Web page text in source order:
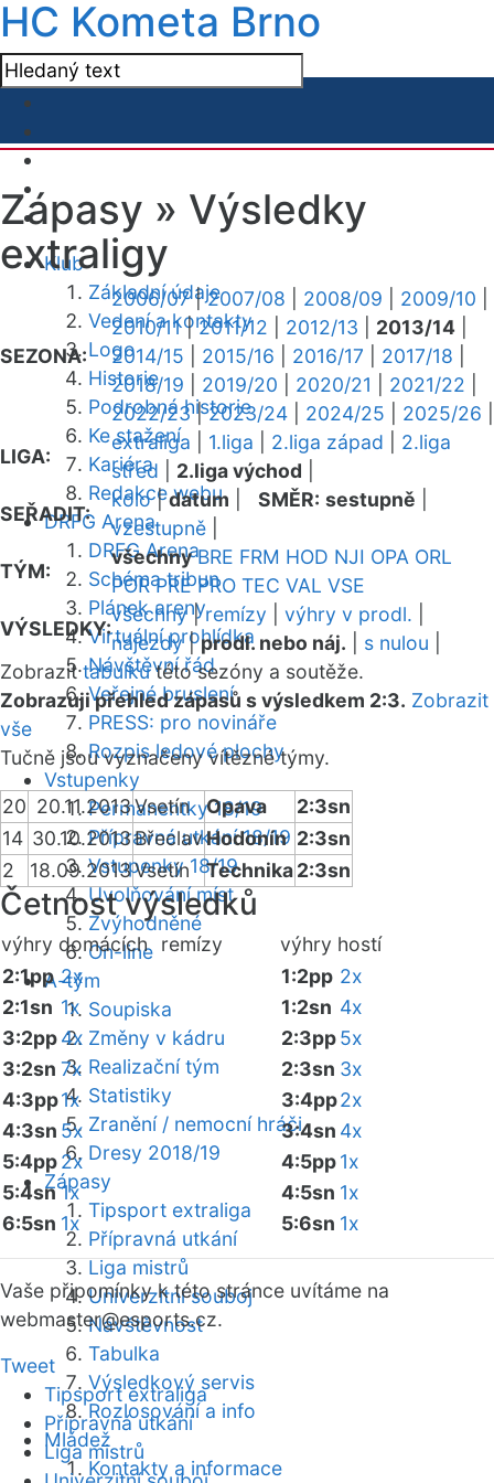
HC Kometa Brno
Klub
Základní údaje
Vedení a kontakty
Logo
Historie
Podrobná historie
Ke stažení
Kariéra
Redakce webu
DRFG Arena
DRFG Arena
Schéma tribun
Plánek areny
Virtuální prohlídka
Návštěvní řád
Veřejné bruslení
PRESS: pro novináře
Rozpis ledové plochy
Vstupenky
Permanentky 18/19
Přípravná utkání 18/19
Vstupenky 18/19
Uvolňování míst
Zvýhodněné
On-line
A-tým
Soupiska
Změny v kádru
Realizační tým
Statistiky
Zranění / nemocní hráči
Dresy 2018/19
Zápasy
Tipsport extraliga
Přípravná utkání
Liga mistrů
Univerzitní souboj
Návštěvnost
Tabulka
Výsledkový servis
Rozlosování a info
Mládež
Kontakty a informace
Zápasy » Výsledky
extraligy
SEZONA:
2006/07|2007/08 2008/09 2009/10
2010/11|2011/12 2012/13 2013/14
2014/15
2015/16 2016/17 2017/18
2018/19
2019/20 2020/21 2021/22
2022/23|2023/24 2024/25 2025/26
LIGA:
extraliga 1.liga 2.liga západ
2.liga
střed
2.liga východ
SEŘADIT:
kolo|datum SMĚR: sestupně
vzestupně
TÝM:
všechny BRE FRM HOD NJI OPA ORL
POR PRE PRO TEC VAL VSE
VÝSLEDKY:
všechny|remízy výhry v prodl.
nájezdy|prodl. nebo náj. s nulou
Zobrazittabulkutéto sezóny a soutěže.
Zobrazuji přehled zápasů s výsledkem 2:3. Zobrazit
vše
Tučně jsou vyznačeny vítězné týmy.
20 20.11.2013Vsetín Opava
2:3sn
14 30.10.2013BřeclavHodonín 2:3sn
2
18.09.2013Vsetín Technika2:3sn
Četnost výsledků
výhry domácích remízy výhry hostí
2:1pp 2x
2:1sn 1x
3:2pp4x
3:2sn 7x
4:3pp1x
4:3sn 5x
5:4pp2x
5:4sn 1x
6:5sn 1x
1:2pp 2x
1:2sn 4x
2:3pp5x
2:3sn 3x
3:4pp2x
3:4sn 4x
4:5pp1x
4:5sn 1x
5:6sn 1x
Vaše připomínky k této stránce uvítáme na
webmaster@esports.cz.
Tweet
Tipsport extraliga
Přípravná utkání
Liga mistrů